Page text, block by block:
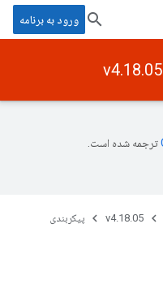
ورود به برنامه
v4.18.05
ترجمه شده است.
v4.18.05 پیکربندی